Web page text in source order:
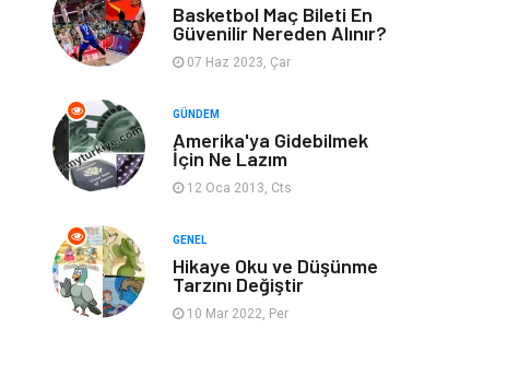
Markalar Bilet
Tarih Spor Malzemeleri
Basketbol Maç Bileti En
Güvenilir Nereden Alınır?
07 Haz 2023, Çar
GÜNDEM
Amerika'ya Gidebilmek
İçin Ne Lazım
12 Oca 2013, Cts
GENEL
Hikaye Oku ve Düşünme
Tarzını Değiştir
10 Mar 2022, Per